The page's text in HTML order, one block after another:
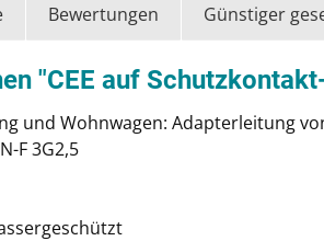
Bewertungen Günstiger
"CEE auf
und Wohnwagen: Adapterleitung
F 3G2,5